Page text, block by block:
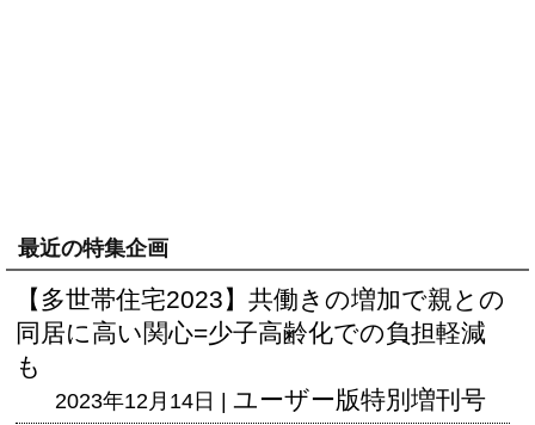
最近の特集企画
【多世帯住宅2023】共働きの増加で親との
同居に高い関心=少子高齢化での負担軽減
も
2023年12月14日 | ユーザー版特別増刊号